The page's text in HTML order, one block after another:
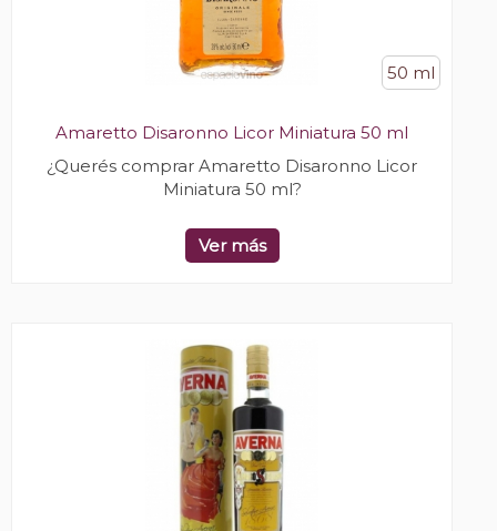
50 ml
Amaretto Disaronno Licor Miniatura 50 ml
¿Querés comprar Amaretto Disaronno Licor
Miniatura 50 ml?
Ver más